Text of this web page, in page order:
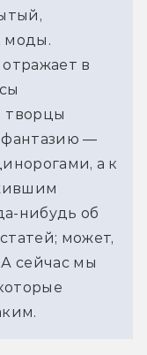
моды.
в
творцы
фантазию —
а к
нибудь об
может,
сейчас мы